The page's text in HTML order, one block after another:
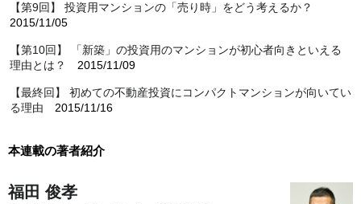
【第9回】 投資用マンションの「売り時」をどう考えるか？
2015/11/05
【第10回】 「新築」の投資用のマンションが初心者向きといえる
理由とは？
2015/11/09
【最終回】 初めての不動産投資にコンパクトマンションが向いてい
る理由 2015/11/16
本連載の著者紹介
福田 俊孝